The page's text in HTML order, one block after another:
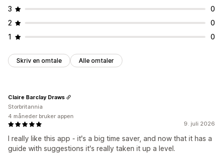
3
0
2
0
1
0
Skriv en omtale Alle omtaler
9. juli 2026
I really like this app - it's a big time saver, and now that it has a
guide with suggestions it's really taken it up a level.
Claire Barclay Draws
Storbritannia
4 måneder bruker appen